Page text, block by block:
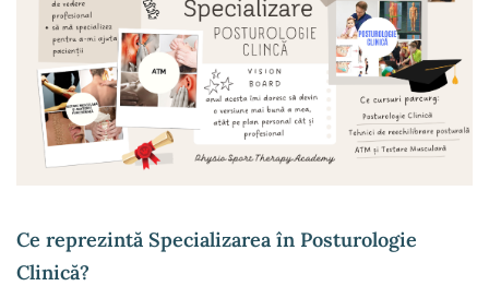
Ce reprezintă Specializarea în Posturologie
Clinică?